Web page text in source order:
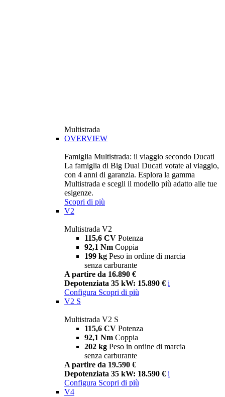
Multistrada
OVERVIEW
Famiglia Multistrada: il viaggio secondo Ducati
La famiglia di Big Dual Ducati votate al viaggio,
con 4 anni di garanzia. Esplora la gamma
Multistrada e scegli il modello più adatto alle tue
esigenze.
Scopri di più
V2
Multistrada V2
115,6 CV Potenza
92,1 Nm Coppia
199 kg Peso in ordine di marcia
senza carburante
A partire da 16.890 €
Depotenziata 35 kW: 15.890 € i
Configura Scopri di più
V2 S
Multistrada V2 S
115,6 CV Potenza
92,1 Nm Coppia
202 kg Peso in ordine di marcia
senza carburante
A partire da 19.590 €
Depotenziata 35 kW: 18.590 € i
Configura Scopri di più
V4